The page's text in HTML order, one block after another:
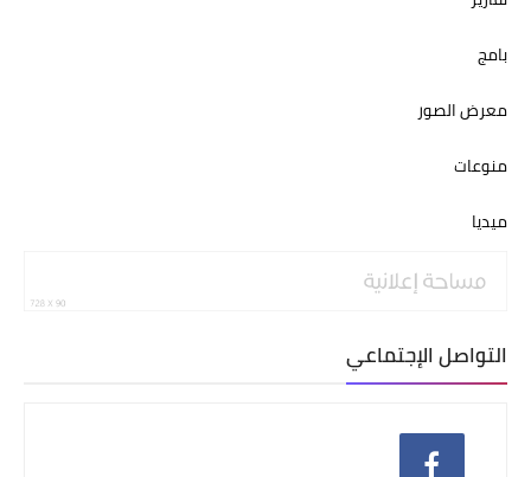
بامج
معرض الصور
منوعات
ميديا
التواصل الإجتماعي